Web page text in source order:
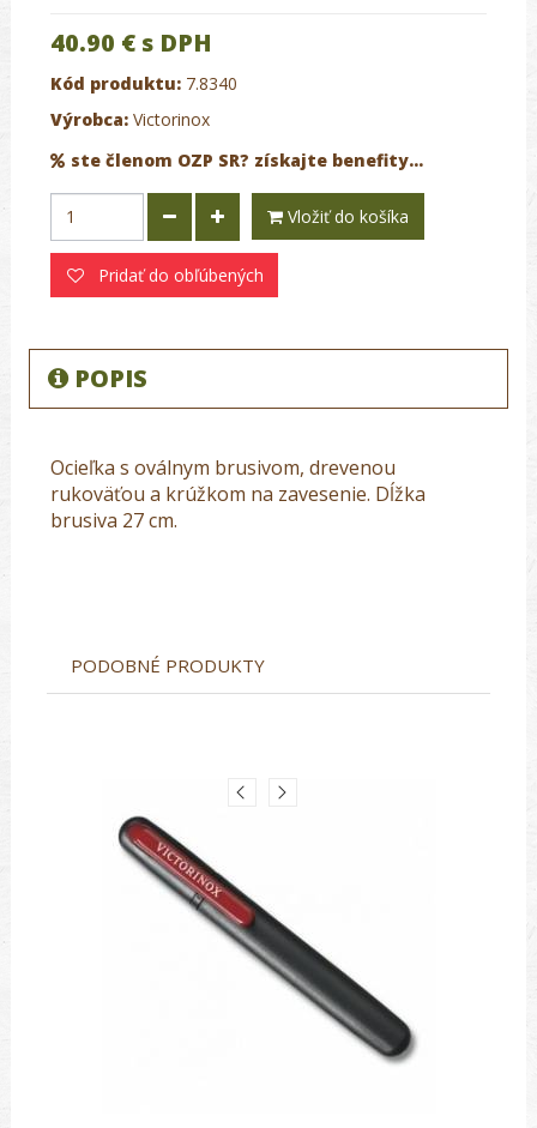
40.90 € s DPH
Kód produktu: 7.8340
Výrobca: Victorinox
ste členom OZP SR? získajte benefity...
Vložiť do košíka
Pridať do obľúbených
POPIS
Ocieľka s oválnym brusivom, drevenou
rukoväťou a krúžkom na zavesenie. Dĺžka
brusiva 27 cm.
PODOBNÉ PRODUKTY